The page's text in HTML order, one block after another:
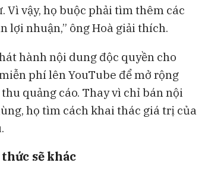
Vì vậy, họ buộc phải tìm thêm các
lợi nhuận,” ông Hoà giải thích.
hành nội dung độc quyền cho
phí lên YouTube để mở rộng
quảng cáo. Thay vì chỉ bán nội
họ tìm cách khai thác giá trị của
sẽ khác